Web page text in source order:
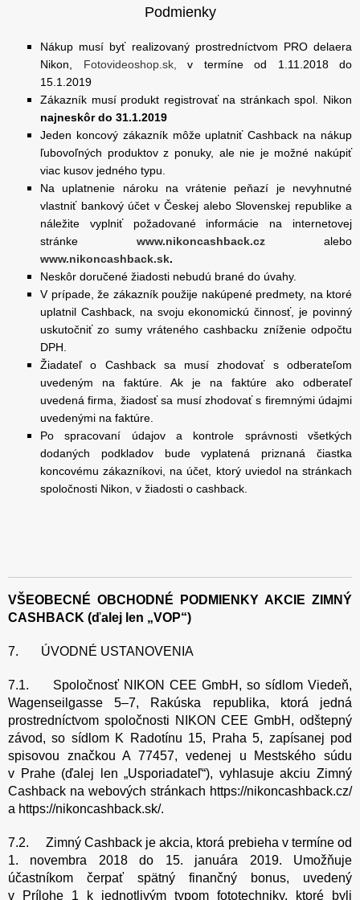
Podmienky
Nákup musí byť realizovaný prostredníctvom PRO delaera
Nikon, Fotovideoshop.sk,
v termíne od 1.11.2018 do
15.1.2019
Zákazník musí produkt registrovať na stránkach spol. Nikon
najneskôr do 31.1.2019
Jeden koncový zákazník môže uplatniť Cashback na nákup
ľubovoľných produktov z ponuky, ale nie je možné nakúpiť
viac kusov jedného typu.
Na uplatnenie nároku na vrátenie peňazí je nevyhnutné
vlastniť bankový účet v Českej alebo Slovenskej republike a
náležite vyplniť požadované informácie na internetovej
stránke www.nikoncashback.cz alebo
www.nikoncashback.sk.
Neskôr doručené žiadosti nebudú brané do úvahy.
V prípade, že zákazník použije nakúpené predmety, na ktoré
uplatnil Cashback, na svoju ekonomickú činnosť, je povinný
uskutočniť zo sumy vráteného cashbacku zníženie odpočtu
DPH.
Žiadateľ o Cashback sa musí zhodovať s odberateľom
uvedeným na faktúre. Ak je na faktúre ako odberateľ
uvedená firma, žiadosť sa musí zhodovať s firemnými údajmi
uvedenými na faktúre.
Po spracovaní údajov a kontrole správnosti všetkých
dodaných podkladov bude vyplatená priznaná čiastka
koncovému zákazníkovi, na účet, ktorý uviedol na stránkach
spoločnosti Nikon, v žiadosti o cashback.
VŠEOBECNÉ OBCHODNÉ PODMIENKY AKCIE ZIMNÝ
CASHBACK (ďalej len „VOP“)
7. ÚVODNÉ USTANOVENIA
7.1. Spoločnosť NIKON CEE GmbH, so sídlom Viedeň,
Wagenseilgasse 5–7, Rakúska republika, ktorá jedná
prostredníctvom spoločnosti NIKON CEE GmbH, odštepný
závod, so sídlom K Radotínu 15, Praha 5, zapísanej pod
spisovou značkou A 77457, vedenej u Mestského súdu
v Prahe (ďalej len „Usporiadateľ“), vyhlasuje akciu Zimný
Cashback na webových stránkach https://nikoncashback.cz/
a https://nikoncashback.sk/.
7.2. Zimný Cashback je akcia, ktorá prebieha v termíne od
1. novembra 2018 do 15. januára 2019. Umožňuje
účastníkom čerpať spätný finančný bonus, uvedený
v Prílohe 1 k jednotlivým typom fototechniky, ktoré byli